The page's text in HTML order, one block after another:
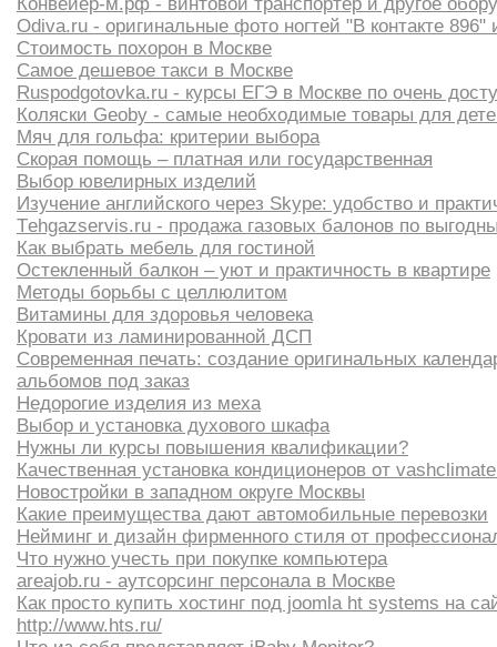
Оdiva.ru - оригинальные фото ногтей "В контакте 896"
Стоимость похорон в Москве
Самое дешевое такси в Москве
Ruspodgotovka.ru - курсы ЕГЭ в Москве по очень
Коляски Geoby - самые необходимые товары для
Мяч для гольфа: критерии выбора
Скорая помощь – платная или государственная
Выбор ювелирных изделий
Изучение английского через Skype: удобство и
Тehgazservis.ru - продажа газовых балонов по
Как выбрать мебель для гостиной
Остекленный балкон – уют и практичность в квартире
Методы борьбы с целлюлитом
Витамины для здоровья человека
Кровати из ламинированной ДСП
Современная печать: создание оригинальных
альбомов под заказ
Недорогие изделия из меха
Выбор и установка духового шкафа
Нужны ли курсы повышения квалификации?
Качественная установка кондиционеров от
Новостройки в западном округе Москвы
Какие преимущества дают автомобильные перевозки
Нейминг и дизайн фирменного стиля от
Что нужно учесть при покупке компьютера
areajob.ru - аутсорсинг персонала в Москве
Как просто купить хостинг под joomla ht systems на
http://www.hts.ru/